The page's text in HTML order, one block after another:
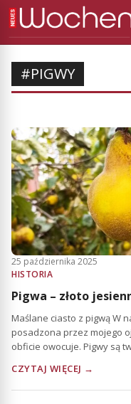
#PIGWY
25 października 2025
HISTORIA
Pigwa – złoto
Maślane ciasto z pigwą W
posadzona przez mojego
obficie owocuje. Pigwy są
CZYTAJ WIĘCEJ →